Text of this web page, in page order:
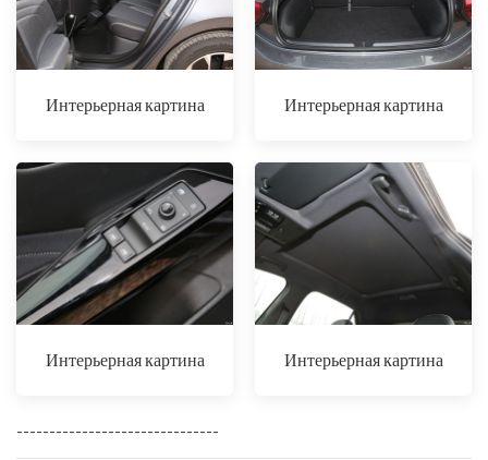
Интерьерная картина Интерьерная картина
Интерьерная картина Интерьерная картина
-------------------------------